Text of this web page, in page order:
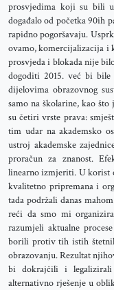
prosvjedima koji su bili
događalo od početka 90ih
rapidno pogoršavaju.
ovamo, komercijalizacija i
prosvjeda i blokada nije
dogoditi 2015. već bi
dijelovima obrazovnog
samo na školarine, kao
su četiri vrste prava:
tim udar na akademsko
ustroj akademske
proračun za znanost.
linearno izmjeriti. U korist
kvalitetno pripremana i
tada podržali danas
reći da smo mi
razumjeli aktualne
borili protiv tih istih
obrazovanju. Rezultat
bi dokrajčili i legalizirali
alternativno rješenje u